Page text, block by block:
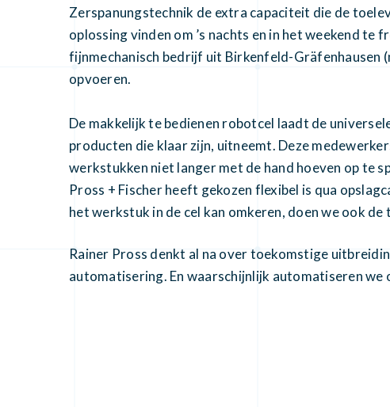
Zerspanungstechnik de extra capaciteit die de
oplossing vinden om ’s nachts en in het weekend
fijnmechanisch bedrijf uit Birkenfeld-Gräfenhausen
opvoeren.
De makkelijk te bedienen robotcel laadt de
producten die klaar zijn, uitneemt. Deze
werkstukken niet langer met de hand hoeven op te
Pross + Fischer heeft gekozen flexibel is qua
het werkstuk in de cel kan omkeren, doen we ook de
Rainer Pross denkt al na over toekomstige
automatisering. En waarschijnlijk automatiseren we